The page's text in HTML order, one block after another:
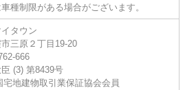
種制限がある場合がございます。
タウン
三原２丁目19-20
666
(3) 第8439号
宅地建物取引業保証協会会員